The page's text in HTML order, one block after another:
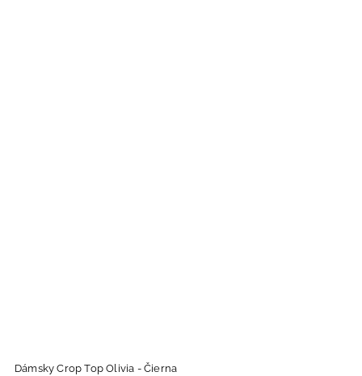
Dámsky Crop Top Olivia - Čierna